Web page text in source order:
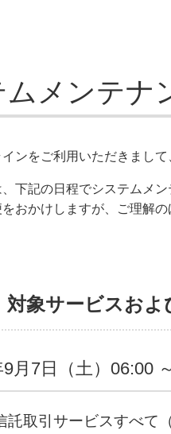
メンテナ
ンをご利用いただきまして
下記の日程でシステムメン
おかけしますが、ご理解
対象サービスお
9月7日（土）06:00
託取引サービスすべて